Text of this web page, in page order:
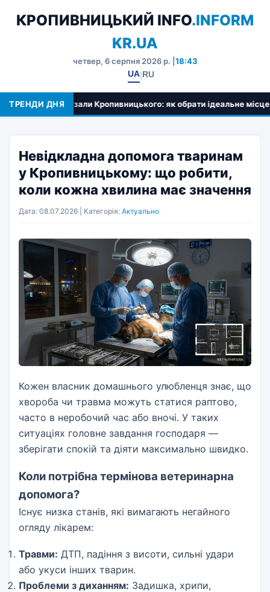
КРОПИВНИЦЬКИЙ INFO.INFORM
KR.UA
четвер, 6 серпня 2026 р. | 18:43
UA|RU
ТРЕНДИ ДНЯ
Спортивні зали Кропивницького: як обрати ідеальне місце для
Невідкладна допомога тваринам
у Кропивницькому: що робити,
коли кожна хвилина має значення
Дата: 08.07.2026 | Категорія: Актуально
Кожен власник домашнього улюбленця знає, що
хвороба чи травма можуть статися раптово,
часто в неробочий час або вночі. У таких
ситуаціях головне завдання господаря —
зберігати спокій та діяти максимально швидко.
Коли потрібна термінова ветеринарна
допомога?
Існує низка станів, які вимагають негайного
огляду лікарем:
Травми: ДТП, падіння з висоти, сильні удари
або укуси інших тварин.
Проблеми з диханням: Задишка, хрипи,